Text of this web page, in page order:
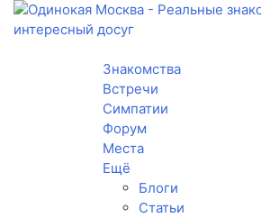
Toggle navigation
Знакомства
Встречи
Симпатии
Форум
Места
Ещё
Блоги
Статьи